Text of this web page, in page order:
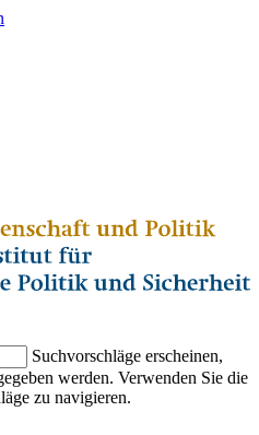
Suchvorschläge erscheinen,
werden. Verwenden Sie die
zu navigieren.